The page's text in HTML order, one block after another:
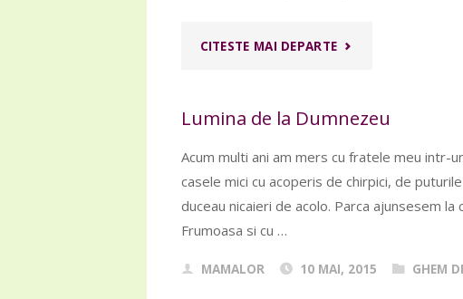
CITESTE MAI DEPARTE"DOR
NOI
DOI"
Lumina de la Dumnezeu
Acum multi ani am mers cu fratele meu intr-
casele mici cu acoperis de chirpici, de
duceau nicaieri de acolo. Parca ajunsesem
Frumoasa si cu …
MAMALOR 10 MAI, 2015 GHEM